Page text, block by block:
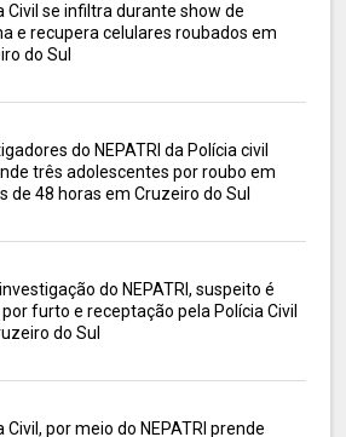
Civil se infiltra durante show de
e recupera celulares roubados em
do Sul
do NEPATRI da Polícia civil
três adolescentes por roubo em
de 48 horas em Cruzeiro do Sul
do NEPATRI, suspeito é
furto e receptação pela Polícia Civil
do Sul
Civil, por meio do NEPATRI prende